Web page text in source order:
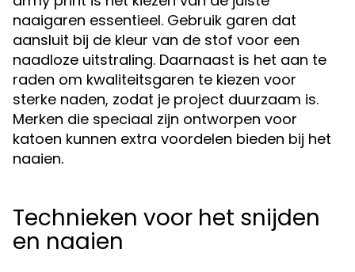
naaigaren essentieel. Gebruik garen dat
aansluit bij de kleur van de stof voor een
naadloze uitstraling. Daarnaast is het aan te
raden om kwaliteitsgaren te kiezen voor
sterke naden, zodat je project duurzaam is.
Merken die speciaal zijn ontworpen voor
katoen kunnen extra voordelen bieden bij het
naaien.
Technieken voor het snijden
en naaien